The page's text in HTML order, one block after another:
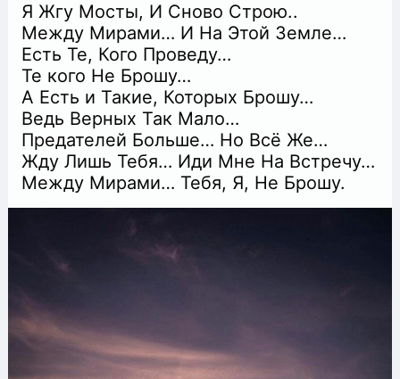
Я Жгу Мосты, И Сново Строю..
Между Мирами… И На Этой Земле…
Есть Те, Кого Проведу…
Те кого Не Брошу…
А Есть и Такие, Которых Брошу…
Ведь Верных Так Мало…
Предателей Больше… Но Всё Же…
Жду Лишь Тебя… Иди Мне На Встречу…
Между Мирами… Тебя, Я, Не Брошу.